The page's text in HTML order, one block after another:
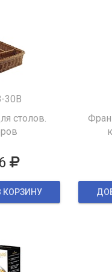
30B
столов.
КОРЗИНУ